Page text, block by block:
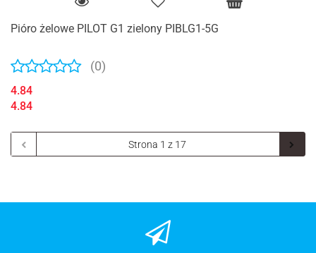
Pióro żelowe PILOT G1 zielony PIBLG1-5G
(0)
4.84
4.84